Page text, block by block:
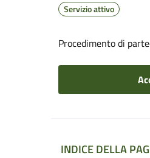
Servizio attivo
Procedimento di
INDICE DELLA